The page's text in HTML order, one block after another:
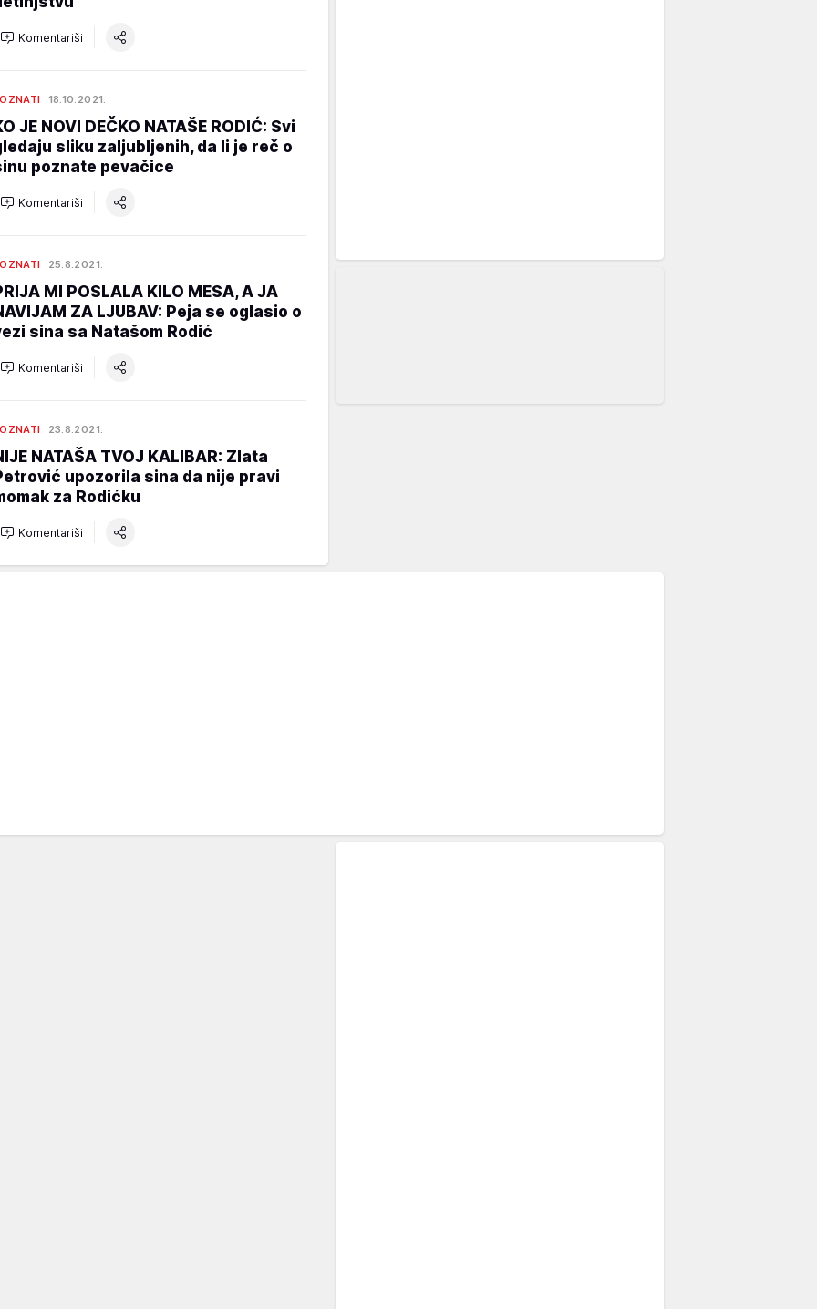
Komentariši
18.10.2021.
JE NOVI DEČKO NATAŠE RODIĆ: Svi
sliku zaljubljenih, da li je reč o
poznate pevačice
Komentariši
25.8.2021.
MI POSLALA KILO MESA, A JA
ZA LJUBAV: Peja se oglasio o
sina sa Natašom Rodić
Komentariši
23.8.2021.
NATAŠA TVOJ KALIBAR: Zlata
upozorila sina da nije pravi
za Rodićku
Komentariši